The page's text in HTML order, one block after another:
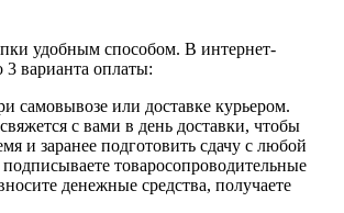
удобным способом. В интернет-
3 варианта оплаты:
самовывозе или доставке курьером.
с вами в день доставки, чтобы
и заранее подготовить сдачу с любой
товаросопроводительные
денежные средства, получаете